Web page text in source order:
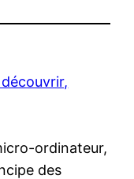
ordinateur,
des